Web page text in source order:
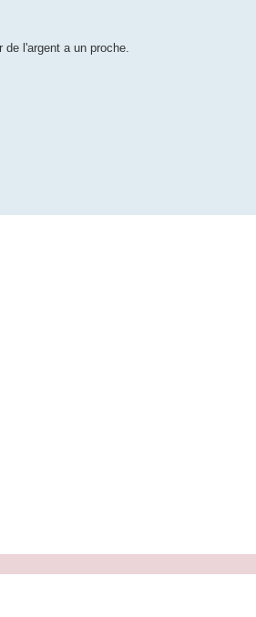
l'argent a un proche.